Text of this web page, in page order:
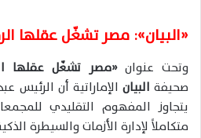
«البيان»: مصر تشغّل عقلها
وتحت عنوان«مصر تشغّل عقلها
صحيفة البيان الإماراتية أن
يتجاوز المفهوم التقليدي
متكاملاً لإدارة الأزمات والسيطرة